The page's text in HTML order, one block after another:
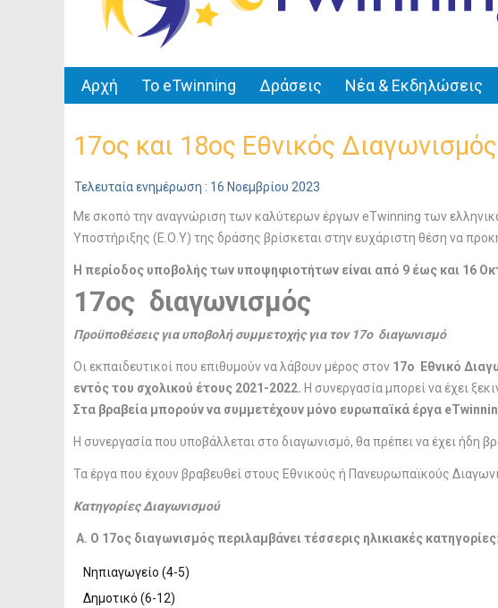
Αρχή Το eTwinning Δράσεις Νέα & Εκδηλώσεις
17ος και 18ος Εθνικός
Τελευταία ενημέρωση : 16 Νοεμβρίου 2023
Με σκοπό την αναγνώριση των καλύτερων έργων eTwinning των
Υποστήριξης (Ε.Ο.Υ) της δράσης βρίσκεται στην ευχάριστη θέση να
Η περίοδος υποβολής των υποψηφιοτήτων είναι από 9 έως και 16
17ος διαγωνισμός
Προϋποθέσεις για υποβολή συμμετοχής για τον 17ο διαγωνισμό
Οι εκπαιδευτικοί που επιθυμούν να λάβουν μέρος στον 17ο Εθνικό
εντός του σχολικού έτους 2021-2022. Η συνεργασία μπορεί να έχει
Στα βραβεία μπορούν να συμμετέχουν μόνο ευρωπαϊκά έργα
Η συνεργασία που υποβάλλεται στο διαγωνισμό, θα πρέπει να έχει ήδη
Τα έργα που έχουν βραβευθεί στους Εθνικούς ή Πανευρωπαϊκούς
Κατηγορίες Διαγωνισμού
Α. Ο 17ος διαγωνισμός περιλαμβάνει τέσσερις ηλικιακές κατηγορίες:
Νηπιαγωγείο (4-5)
Δημοτικό (6-12)